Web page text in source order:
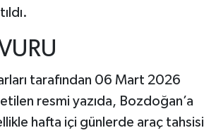
tarafından 06 Mart 2026
resmi yazıda, Bozdoğan’a
hafta içi günlerde araç tahsisi